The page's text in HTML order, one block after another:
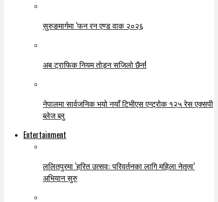
सुरुङमार्गमा ‘फन रन एण्ड वाक २०२६
अब ट्राफिक नियम तोड्न सजिलो छैन!
नेपालमा सार्वजनिक भयो नयाँ टिभीएस एन्ट्रोक १२५ रेस एक्सपी
ब्लेज ब्लु
Entertainment
ललितपुरमा ‘हरित उत्सवः परिवर्तनका लागि महिला नेतृत्व’
अभियान सुरु